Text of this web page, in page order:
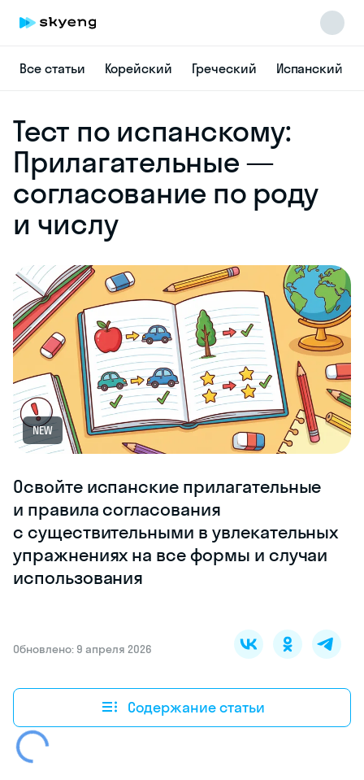
Все статьи Корейский Греческий Испанский
Тест по испанскому:
Прилагательные —
согласование по роду
и числу
NEW
Освойте испанские прилагательные
и правила согласования
с существительными в увлекательных
упражнениях на все формы и случаи
использования
Обновлено: 9 апреля 2026
Содержание статьи
online